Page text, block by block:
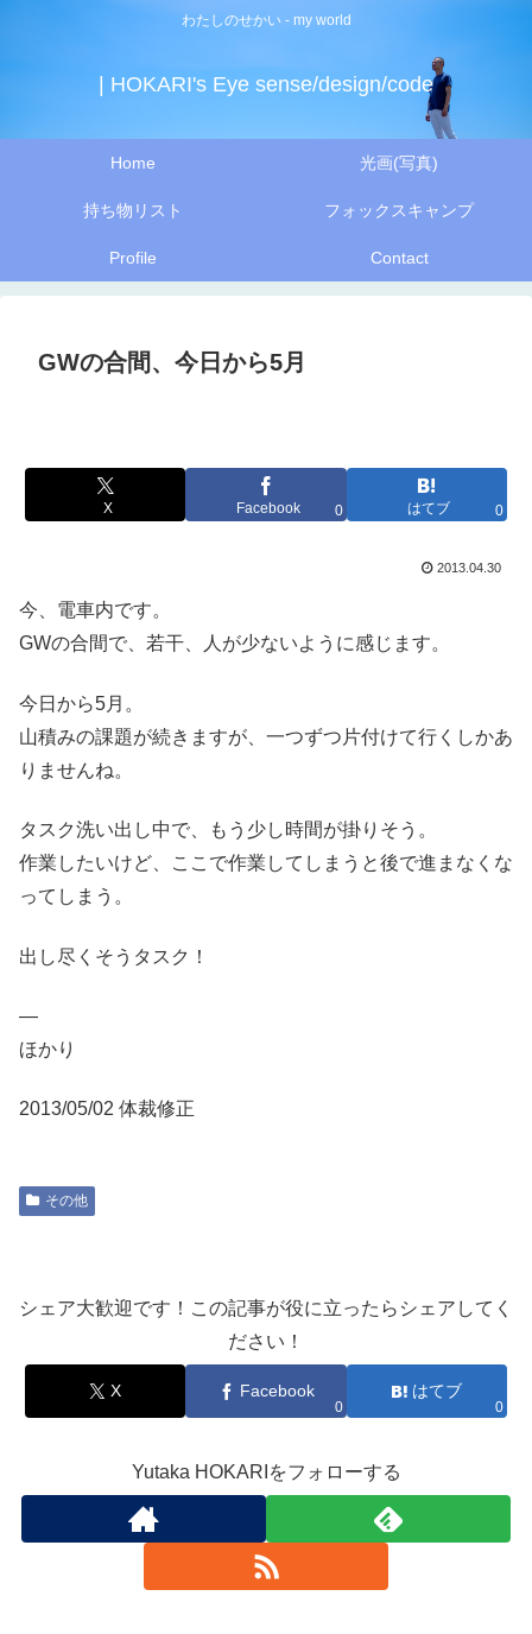
わたしのせかい - my world
| HOKARI's Eye sense/design/code
Home 光画(写真)
持ち物リスト フォックスキャンプ
Profile Contact
GWの合間、今日から5月
X Facebook 0 はてブ 0
2013.04.30
今、電車内です。
GWの合間で、若干、人が少ないように感じます。
今日から5月。
山積みの課題が続きますが、一つずつ片付けて行くしかあ
りませんね。
タスク洗い出し中で、もう少し時間が掛りそう。
作業したいけど、ここで作業してしまうと後で進まなくな
ってしまう。
出し尽くそうタスク！
—
ほかり
2013/05/02 体裁修正
その他
シェア大歓迎です！この記事が役に立ったらシェアしてく
ださい！
X Facebook
0
はてブ
0
Yutaka HOKARIをフォローする